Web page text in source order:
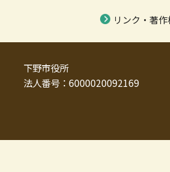
リンク・著
下野市役所
法人番号：6000020092169